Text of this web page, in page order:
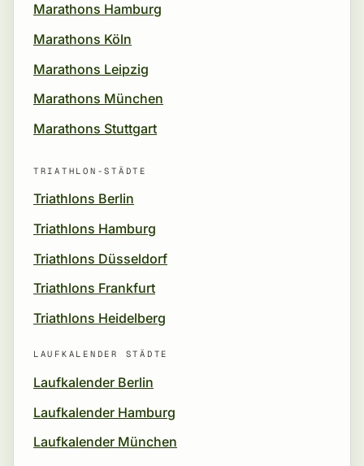
Marathons Hamburg
Marathons Köln
Marathons Leipzig
Marathons München
Marathons Stuttgart
TRIATHLON-STÄDTE
Triathlons Berlin
Triathlons Hamburg
Triathlons Düsseldorf
Triathlons Frankfurt
Triathlons Heidelberg
LAUFKALENDER STÄDTE
Laufkalender Berlin
Laufkalender Hamburg
Laufkalender München